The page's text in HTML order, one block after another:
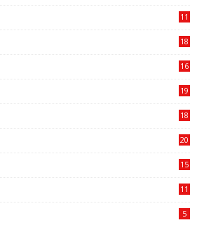
11
18
16
19
18
20
15
11
5